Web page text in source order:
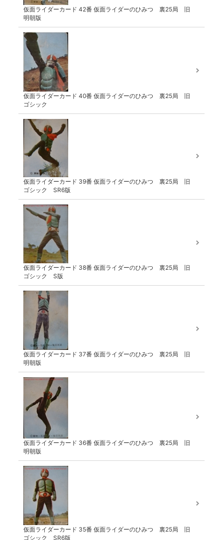
仮面ライダーカード 42番 仮面ライダーのひみつ 裏25局 旧
明朝版
仮面ライダーカード 40番 仮面ライダーのひみつ 裏25局 旧
ゴシック
仮面ライダーカード 39番 仮面ライダーのひみつ 裏25局 旧
ゴシック SR6版
仮面ライダーカード 38番 仮面ライダーのひみつ 裏25局 旧
ゴシック S版
仮面ライダーカード 37番 仮面ライダーのひみつ 裏25局 旧
明朝版
仮面ライダーカード 36番 仮面ライダーのひみつ 裏25局 旧
明朝版
仮面ライダーカード 35番 仮面ライダーのひみつ 裏25局 旧
ゴシック SR6版